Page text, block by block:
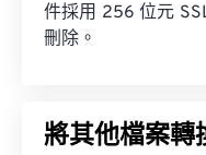
件採用 256 位元
刪除。
將其他檔案轉